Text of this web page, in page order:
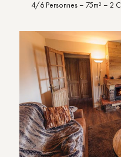
4/6 Personnes – 75m² – 2